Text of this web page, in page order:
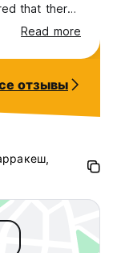
that there
also find
be a place
it says in
Read more
отзывы